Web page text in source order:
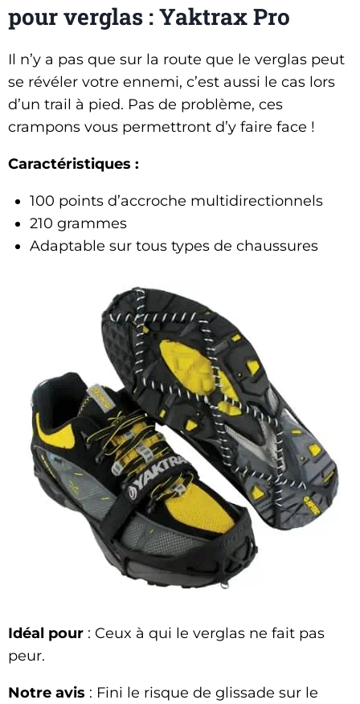
pour verglas : Yaktrax Pro
Il n’y a pas que sur la route que le verglas peut
se révéler votre ennemi, c’est aussi le cas lors
d’un trail à pied. Pas de problème, ces
crampons vous permettront d’y faire face !
Caractéristiques :
100 points d’accroche multidirectionnels
210 grammes
Adaptable sur tous types de chaussures
Idéal pour : Ceux à qui le verglas ne fait pas
peur.
Notre avis : Fini le risque de glissade sur le